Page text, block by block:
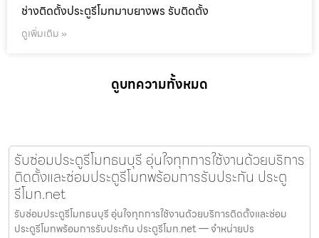
ช่างติดตั้งประตูรีโมทมาบยางพร รับติดตั้ง
ดูเพิ่มเติม »
ดูบทความทั้งหมด
รับซ่อมประตูรีโมทธนบุรี อุ่นใจทุกการใช้งานด้วยบริการ
ติดตั้งและซ่อมประตูรีโมทพร้อมการรับประกัน ประตู
รีโมท.net
รับซ่อมประตูรีโมทธนบุรี อุ่นใจทุกการใช้งานด้วยบริการติดตั้งและซ่อม
ประตูรีโมทพร้อมการรับประกัน ประตูรีโมท.net — จำหน่ายปร